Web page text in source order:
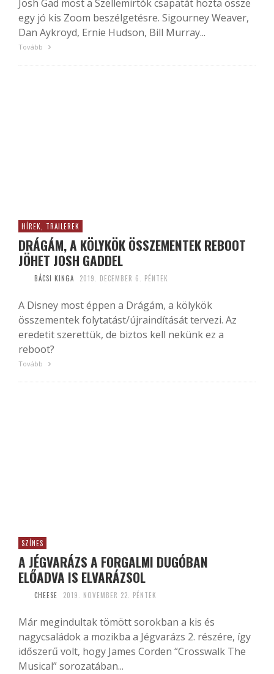
Josh Gad most a Szellemirtók csapatát hozta össze
egy jó kis Zoom beszélgetésre. Sigourney Weaver,
Dan Aykroyd, Ernie Hudson, Bill Murray...
Tovább
HÍREK, TRAILEREK
DRÁGÁM, A KÖLYKÖK ÖSSZEMENTEK REBOOT
JÖHET JOSH GADDEL
BÁCSI KINGA 2019. DECEMBER 6. PÉNTEK
A Disney most éppen a Drágám, a kölykök
összementek folytatást/újraindítását tervezi. Az
eredetit szerettük, de biztos kell nekünk ez a
reboot?
Tovább
SZÍNES
A JÉGVARÁZS A FORGALMI DUGÓBAN
ELŐADVA IS ELVARÁZSOL
CHEESE 2019. NOVEMBER 22. PÉNTEK
Már megindultak tömött sorokban a kis és
nagycsaládok a mozikba a Jégvarázs 2. részére, így
időszerű volt, hogy James Corden “Crosswalk The
Musical” sorozatában...